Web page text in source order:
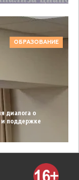
ОБРАЗОВАНИЕ
диалога о
и поддержке